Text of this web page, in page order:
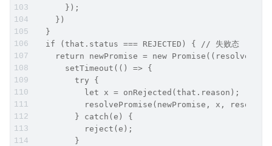
      });
    })
  }
  if (that.status === REJECTED) { // 失败态
return newPromise = new Promise((resolve,
      setTimeout(() => {
        try {
          let x = onRejected(that.reason);
resolvePromise(newPromise, x, resolve,
        } catch(e) {
          reject(e);
        }